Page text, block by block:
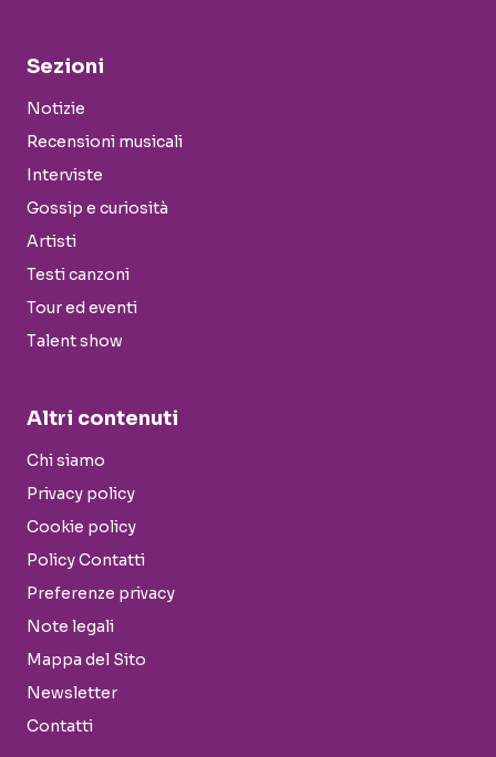
Sezioni
Notizie
Recensioni musicali
Interviste
Gossip e curiosità
Artisti
Testi canzoni
Tour ed eventi
Talent show
Altri contenuti
Chi siamo
Privacy policy
Cookie policy
Policy Contatti
Preferenze privacy
Note legali
Mappa del Sito
Newsletter
Contatti